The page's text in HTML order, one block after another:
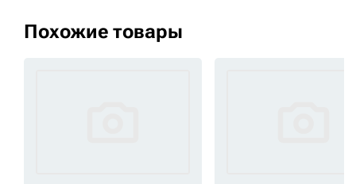
Похожие товары